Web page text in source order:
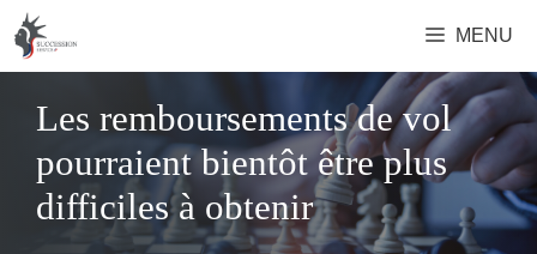
Aller
au
contenu
MENU
Les remboursements de vol
pourraient bientôt être plus
difficiles à obtenir